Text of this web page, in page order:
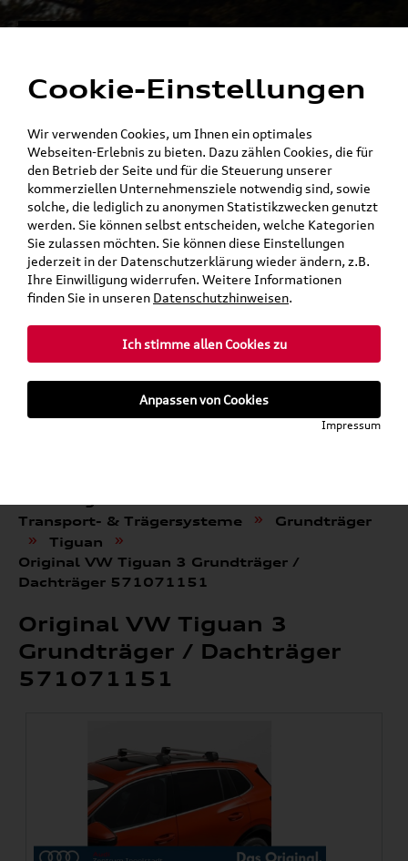
Transport- & Trägersysteme » Grundträger
» Tiguan »
Original VW Tiguan 3 Grundträger /
Dachträger 571071151
Original VW Tiguan 3
Grundträger / Dachträger
571071151
Cookie-Einstellungen
Wir verwenden Cookies, um Ihnen ein optimales
Webseiten-Erlebnis zu bieten. Dazu zählen Cookies, die für
den Betrieb der Seite und für die Steuerung unserer
kommerziellen Unternehmensziele notwendig sind, sowie
solche, die lediglich zu anonymen Statistikzwecken genutzt
werden. Sie können selbst entscheiden, welche Kategorien
Sie zulassen möchten. Sie können diese Einstellungen
jederzeit in der Datenschutzerklärung wieder ändern, z.B.
Ihre Einwilligung widerrufen. Weitere Informationen
finden Sie in unseren Datenschutzhinweisen.
Ich stimme allen Cookies zu
Anpassen von Cookies
Impressum